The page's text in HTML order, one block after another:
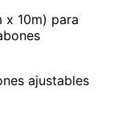
x 10m) para
ajustables